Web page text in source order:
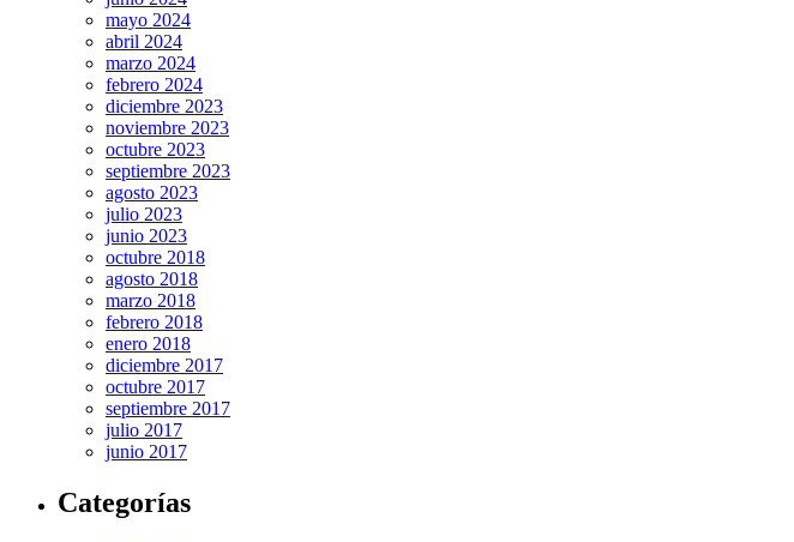
mayo 2024
abril 2024
marzo 2024
febrero 2024
diciembre 2023
noviembre 2023
octubre 2023
septiembre 2023
agosto 2023
julio 2023
junio 2023
octubre 2018
agosto 2018
marzo 2018
febrero 2018
enero 2018
diciembre 2017
octubre 2017
septiembre 2017
julio 2017
junio 2017
Categorías